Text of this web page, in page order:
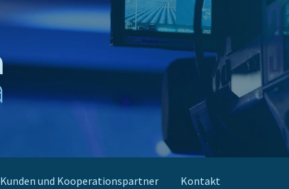
Kunden und Kooperationspartner Kontakt